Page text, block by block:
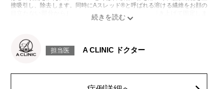
接吸引し、除去します。同時にAスレッド®と呼ばれる溶ける繊維をお顔の
目立たない部分から皮下へ挿入し、皮膚を内側から引き上げて固定しま
感などが術後一時的に生じることがございます。また、稀に貧血、細菌感
染症、左右差、施術箇所の知覚鈍麻、ぼこつき、硬結、瘢痕化、色素沈
顔の脂肪吸引箇所の追加 1ヶ所ごと+162,800円(税込)
オプション：笑気麻酔 3,300円(税込)
担当医 A CLINIC ドクター